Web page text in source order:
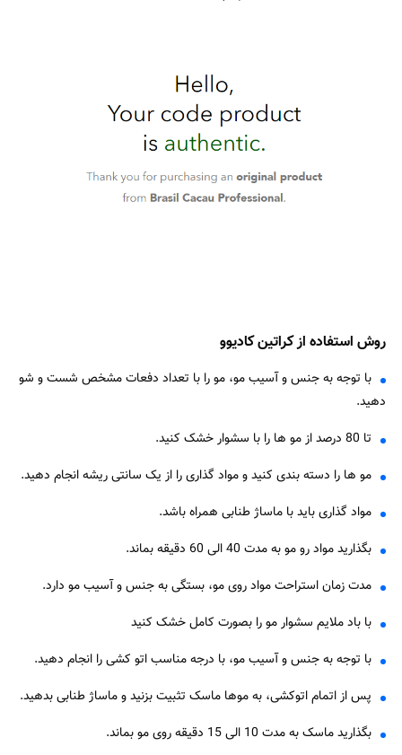
روش استفاده از کراتین کادیوو
با توجه به جنس و آسیب مو، مو را با تعداد دفعات مشخص شست و شو
دهید.
تا 80 درصد از مو ها را با سشوار خشک کنید.
مو ها را دسته بندی کنید و مواد گذاری را از یک سانتی ریشه انجام دهید.
مواد گذاری باید با ماساژ طنابی همراه باشد.
بگذارید مواد رو مو به مدت 40 الی 60 دقیقه بماند.
مدت زمان استراحت مواد روی مو، بستگی به جنس و آسیب مو دارد.
با باد ملایم سشوار مو را بصورت کامل خشک کنید
با توجه به جنس و آسیب مو، با درجه مناسب اتو کشی را انجام دهید.
پس از اتمام اتوکشی، به موها ماسک تثبیت بزنید و ماساژ طنابی بدهید.
بگذارید ماسک به مدت 10 الی 15 دقیقه روی مو بماند.